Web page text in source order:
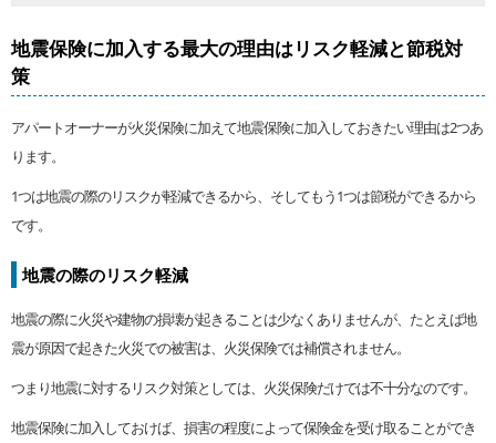
地震保険に加入する最大の理由はリスク軽減と節税対
策
アパートオーナーが火災保険に加えて地震保険に加入しておきたい理由は2つあ
ります。
1つは地震の際のリスクが軽減できるから、そしてもう1つは節税ができるから
です。
地震の際のリスク軽減
地震の際に火災や建物の損壊が起きることは少なくありませんが、たとえば地
震が原因で起きた火災での被害は、火災保険では補償されません。
つまり地震に対するリスク対策としては、火災保険だけでは不十分なのです。
地震保険に加入しておけば、損害の程度によって保険金を受け取ることができ